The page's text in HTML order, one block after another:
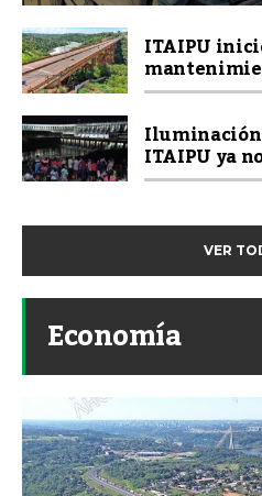
ITAIPU
ITAIPU ya
VER
Economía